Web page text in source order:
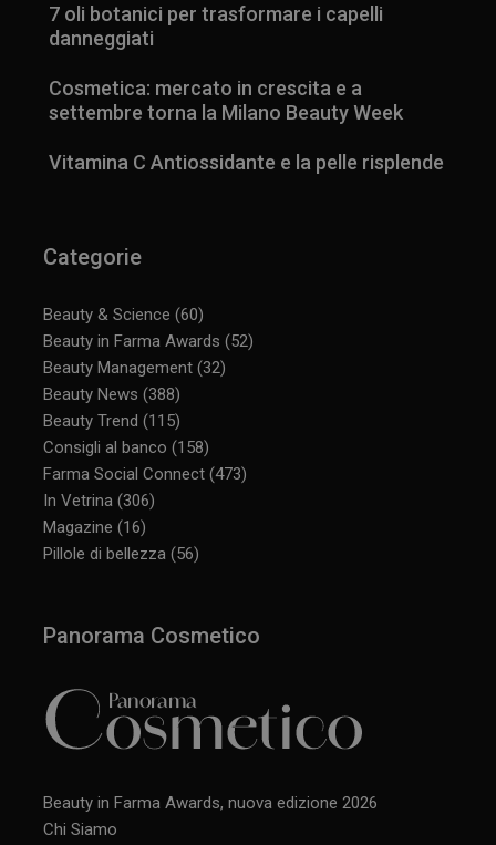
7 oli botanici per trasformare i capelli
danneggiati
Cosmetica: mercato in crescita e a
settembre torna la Milano Beauty Week
Vitamina C Antiossidante e la pelle risplende
Categorie
Beauty & Science (60)
Beauty in Farma Awards (52)
Beauty Management (32)
Beauty News (388)
Beauty Trend (115)
Consigli al banco (158)
Farma Social Connect (473)
In Vetrina (306)
Magazine (16)
Pillole di bellezza (56)
Panorama Cosmetico
Beauty in Farma Awards, nuova edizione 2026
Chi Siamo
_ga_YJ0035S3E9 .panoramacosmetico.it